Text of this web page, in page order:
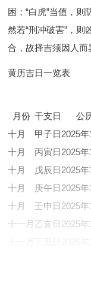
困；“白虎”当值，则
然若“刑冲破害”，
合，故择吉须因人而
黄历吉日一览表
月份 干支日 公
十月
甲子日2025
十月
丙寅日2025
十月
戊辰日2025
十月
庚午日 2025年
十月
壬申日 2025
十一月 乙亥日 2025年
2025